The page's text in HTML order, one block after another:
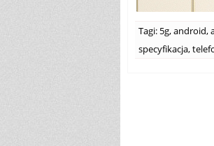
Tagi: 5g,android,
specyfikacja,